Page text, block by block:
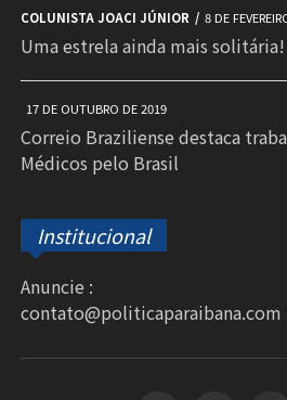
COLUNISTA JOACI JÚNIOR 8 DE
Uma estrela ainda mais solitária!
17 DE OUTUBRO DE 2019
Correio Braziliense destaca
Médicos pelo Brasil
Institucional
Anuncie :
contato@politicaparaibana.com